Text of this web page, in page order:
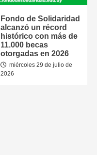
Fondo de Solidaridad
alcanzó un récord
histórico con más de
11.000 becas
otorgadas en 2026
miércoles 29 de julio de
2026